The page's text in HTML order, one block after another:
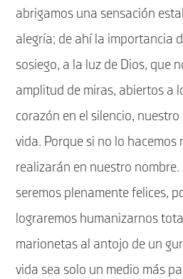
abrigamos una sensación
alegría; de ahí la importancia
sosiego, a la luz de Dios, que
amplitud de miras, abiertos a
corazón en el silencio,
vida. Porque si no lo hacemos
realizarán en nuestro nombre.
seremos plenamente felices,
lograremos humanizarnos
marionetas al antojo de un
vida sea solo un medio más